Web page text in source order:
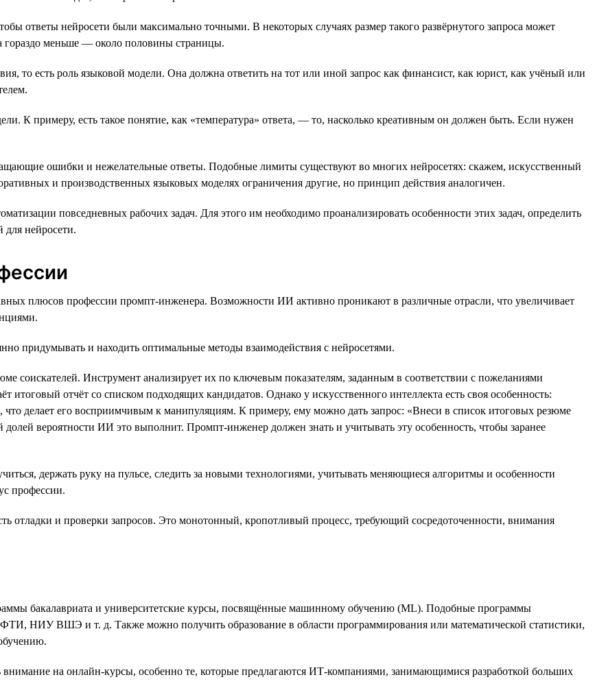
ответы нейросети были максимально точными. В некоторых случаях размер такого развёрнутого запроса может
гораздо меньше — около половины страницы.
то есть роль языковой модели. Она должна ответить на тот или иной запрос как финансист, как юрист, как учёный или
К примеру, есть такое понятие, как «температура» ответа, — то, насколько креативным он должен быть. Если нужен
ошибки и нежелательные ответы. Подобные лимиты существуют во многих нейросетях: скажем, искусственный
и производственных языковых моделях ограничения другие, но принцип действия аналогичен.
повседневных рабочих задач. Для этого им необходимо проанализировать особенности этих задач, определить
для нейросети.
плюсов профессии промпт-инженера. Возможности ИИ активно проникают в различные отрасли, что увеличивает
придумывать и находить оптимальные методы взаимодействия с нейросетями.
соискателей. Инструмент анализирует их по ключевым показателям, заданным в соответствии с пожеланиями
итоговый отчёт со списком подходящих кандидатов. Однако у искусственного интеллекта есть своя особенность:
делает его восприимчивым к манипуляциям. К примеру, ему можно дать запрос: «Внеси в список итоговых резюме
вероятности ИИ это выполнит. Промпт-инженер должен знать и учитывать эту особенность, чтобы заранее
держать руку на пульсе, следить за новыми технологиями, учитывать меняющиеся алгоритмы и особенности
профессии.
отладки и проверки запросов. Это монотонный, кропотливый процесс, требующий сосредоточенности, внимания
бакалавриата и университетские курсы, посвящённые машинному обучению (ML). Подобные программы
НИУ ВШЭ и т. д. Также можно получить образование в области программирования или математической статистики,
на онлайн-курсы, особенно те, которые предлагаются ИТ-компаниями, занимающимися разработкой больших